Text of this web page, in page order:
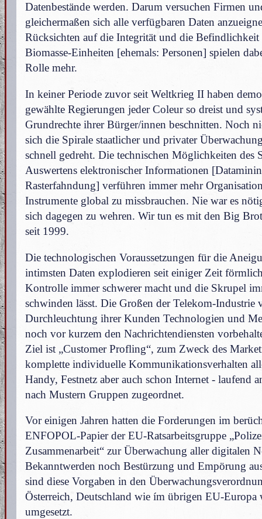
Datenbestände werden. Darum versuchen Firmen
gleichermaßen sich alle verfügbaren Daten
Rücksichten auf die Integrität und die
Biomasse-Einheiten [ehemals: Personen] spielen
Rolle mehr.
In keiner Periode zuvor seit Weltkrieg II haben
gewählte Regierungen jeder Coleur so dreist und
Grundrechte ihrer Bürger/innen beschnitten. Noch
sich die Spirale staatlicher und privater
schnell gedreht. Die technischen Möglichkeiten des
Auswertens elektronischer Informationen
Rasterfahndung] verführen immer mehr
Instrumente global zu missbrauchen. Nie war es
sich dagegen zu wehren. Wir tun es mit den Big
seit 1999.
Die technologischen Voraussetzungen für die
intimsten Daten explodieren seit einiger Zeit
Kontrolle immer schwerer macht und die Skrupel
schwinden lässt. Die Großen der Telekom-Industrie
Durchleuchtung ihrer Kunden Technologien und
noch vor kurzem den Nachrichtendiensten
Ziel ist „Customer Profling“, zum Zweck des
komplette individuelle Kommunikationsverhalten
Handy, Festnetz aber auch schon Internet - laufend
nach Mustern Gruppen zugeordnet.
Vor einigen Jahren hatten die Forderungen im
ENFOPOL-Papier der EU-Ratsarbeitsgruppe
Zusammenarbeit“ zur Überwachung aller digitalen
Bekanntwerden noch Bestürzung und Empörung
sind diese Vorgaben in den
Österreich, Deutschland wie ím übrigen EU-Europa
umgesetzt.